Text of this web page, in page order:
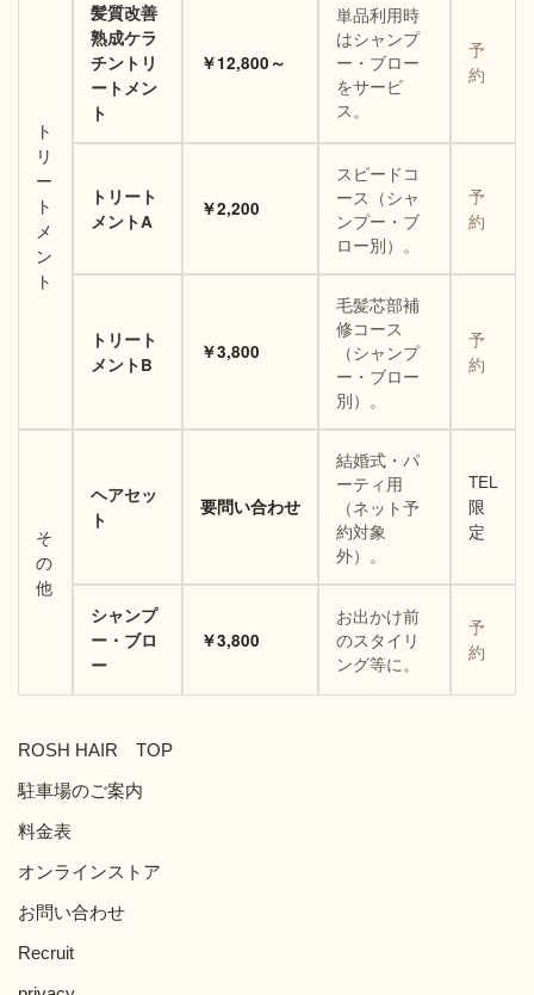
ト
リ
ー
ト
メ
ン
ト
髪質改善
熟成ケラ
チントリ
ートメン
ト
￥12,800～
単品利用時
はシャンプ
ー・ブロー
をサービ
ス。
予
約
トリート
メントA
￥2,200
スピードコ
ース（シャ
ンプー・ブ
ロー別）。
予
約
トリート
メントB
￥3,800
毛髪芯部補
修コース
（シャンプ
ー・ブロー
別）。
予
約
そ
の
他
ヘアセッ
ト
要問い合わせ
結婚式・パ
ーティ用
（ネット予
約対象
外）。
TEL
限
定
シャンプ
ー・ブロ
ー
￥3,800
お出かけ前
のスタイリ
ング等に。
予
約
ROSH HAIR TOP
駐車場のご案内
料金表
オンラインストア
お問い合わせ
Recruit